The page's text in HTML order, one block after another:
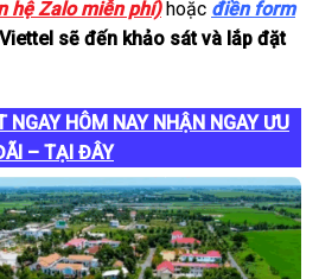
hệ Zalo miễn phí)hoặc điền form
sẽ đến khảo sát và lắp đặt
HÔM NAY NHẬN NGAY ƯU
– TẠI ĐÂY